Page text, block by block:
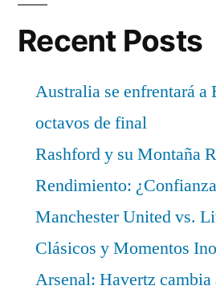
Recent Posts
Australia se enfrentará a
octavos de final
Rashford y su Montaña
Rendimiento:
Manchester United vs.
Clásicos y Momentos
Arsenal: Havertz cambia